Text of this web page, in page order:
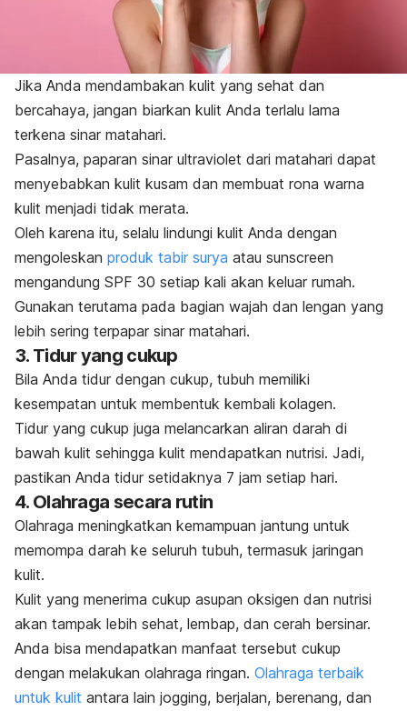
Jika Anda mendambakan kulit yang sehat dan
bercahaya, jangan biarkan kulit Anda terlalu lama
terkena sinar matahari.
Pasalnya, paparan sinar ultraviolet dari matahari dapat
menyebabkan kulit kusam dan membuat rona warna
kulit menjadi tidak merata.
Oleh karena itu, selalu lindungi kulit Anda dengan
mengoleskan produk tabir surya atau sunscreen
mengandung SPF 30 setiap kali akan keluar rumah.
Gunakan terutama pada bagian wajah dan lengan yang
lebih sering terpapar sinar matahari.
3. Tidur yang cukup
Bila Anda tidur dengan cukup, tubuh memiliki
kesempatan untuk membentuk kembali kolagen.
Tidur yang cukup juga melancarkan aliran darah di
bawah kulit sehingga kulit mendapatkan nutrisi. Jadi,
pastikan Anda tidur setidaknya 7 jam setiap hari.
4. Olahraga secara rutin
Olahraga meningkatkan kemampuan jantung untuk
memompa darah ke seluruh tubuh, termasuk jaringan
kulit.
Kulit yang menerima cukup asupan oksigen dan nutrisi
akan tampak lebih sehat, lembap, dan cerah bersinar.
Anda bisa mendapatkan manfaat tersebut cukup
dengan melakukan olahraga ringan. Olahraga terbaik
untuk kulit antara lain jogging, berjalan, berenang, dan